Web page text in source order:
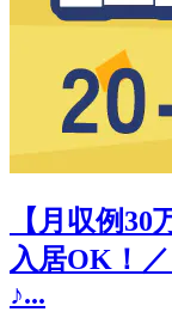
【月収例
入居OK！
♪...